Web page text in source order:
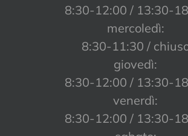
8:30-12:00 / 13:30-
mercoledì:
8:30-11:30 /
giovedì:
8:30-12:00 / 13:30-
venerdì:
8:30-12:00 / 13:30-